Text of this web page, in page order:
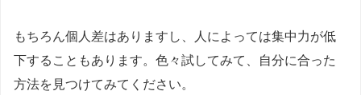
もちろん個人差はありますし、人によっては集中力が低
下することもあります。色々試してみて、自分に合った
方法を見つけてみてください。